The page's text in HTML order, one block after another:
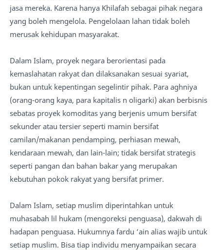
jasa mereka. Karena hanya Khilafah sebagai pihak negara
yang boleh mengelola. Pengelolaan lahan tidak boleh
merusak kehidupan masyarakat.
Dalam Islam, proyek negara berorientasi pada
kemaslahatan rakyat dan dilaksanakan sesuai syariat,
bukan untuk kepentingan segelintir pihak. Para aghniya
(orang-orang kaya, para kapitalis n oligarki) akan berbisnis
sebatas proyek komoditas yang berjenis umum bersifat
sekunder atau tersier seperti mamin bersifat
camilan/makanan pendamping, perhiasan mewah,
kendaraan mewah, dan lain-lain; tidak bersifat strategis
seperti pangan dan bahan bakar yang merupakan
kebutuhan pokok rakyat yang bersifat primer.
Dalam Islam, setiap muslim diperintahkan untuk
muhasabah lil hukam (mengoreksi penguasa), dakwah di
hadapan penguasa. Hukumnya fardu ‘ain alias wajib untuk
setiap muslim. Bisa tiap individu menyampaikan secara